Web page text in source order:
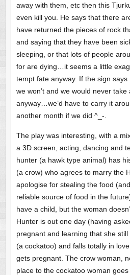
away with them, etc then this
even kill you. He says that there
have returned the pieces of rock
and saying that they have been
sleeping, or that lots of people
for are dying…it seems a little
tempt fate anyway. If the sign
we won’t and we would never
anyway…we’d have to carry it
another month if we did ^_-.
The play was interesting, with a
a 3D screen, acting, dancing and
hunter (a hawk type animal) has
(a crow) who agrees to marry the
apologise for stealing the food
reliable source of food in the
have a child, but the woman
Hunter is out one day (having
pregnant and learning that she still
(a cockatoo) and falls totally in
gets pregnant. The crow woman,
place to the cockatoo woman